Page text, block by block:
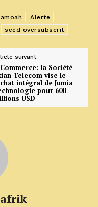
Alerte
seed oversubscrit
suivant
la Société
Telecom vise le
intégral de Jumia
pour 600
USD